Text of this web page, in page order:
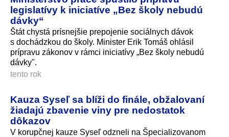
legislatívy k iniciatíve „Bez školy nebudú
dávky“
Štát chystá prísnejšie prepojenie sociálnych dávok
s dochádzkou do školy. Minister Erik Tomáš ohlásil
prípravu zákonov v rámci iniciatívy „Bez školy nebudú
dávky".
tento rok
Kauza Syseľ sa blíži do finále, obžalovaní
žiadajú zbavenie viny pre nedostatok
dôkazov
V korupčnej kauze Syseľ odzneli na Špecializovanom